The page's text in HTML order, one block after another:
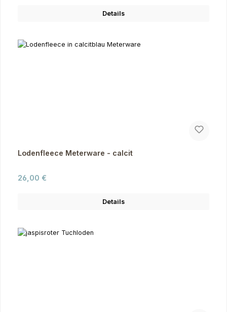
Details
Lodenfleece Meterware - calcit
Regulärer Preis:
26,00 €
Details